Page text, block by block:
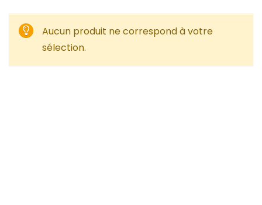
Aucun produit ne correspond à votre
sélection.